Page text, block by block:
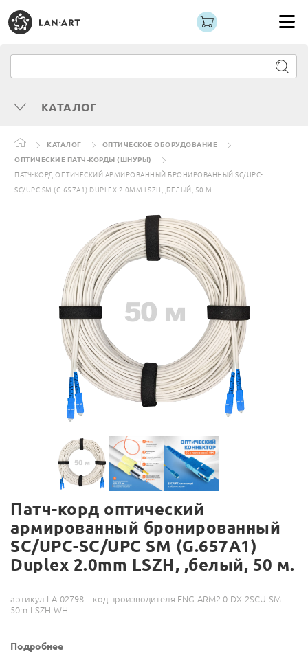
КАТАЛОГ
КАТАЛОГ
ОПТИЧЕСКОЕ ОБОРУДОВАНИЕ
ОПТИЧЕСКИЕ ПАТЧ-КОРДЫ (ШНУРЫ)
ПАТЧ-КОРД ОПТИЧЕСКИЙ АРМИРОВАННЫЙ БРОНИРОВАННЫЙ SC/UPC-
SC/UPC SM (G.657A1) DUPLEX 2.0MM LSZH, ,БЕЛЫЙ, 50 М.
Патч-корд оптический
армированный бронированный
SC/UPC-SC/UPC SM (G.657A1)
Duplex 2.0mm LSZH, ,белый, 50 м.
артикул LA-02798
код производителя ENG-ARM2.0-DX-2SCU-SM-
50m-LSZH-WH
Подробнее